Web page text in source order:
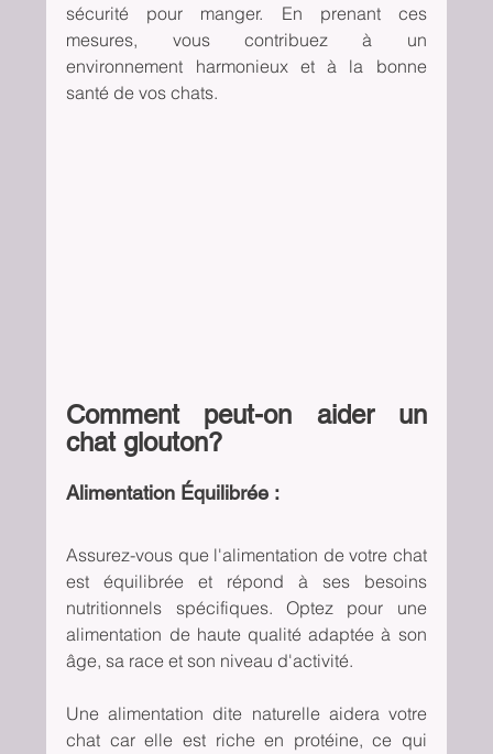
sécurité pour manger. En prenant ces
mesures, vous contribuez à un
environnement harmonieux et à la bonne
santé de vos chats.
Comment peut-on aider un
chat glouton?
Alimentation Équilibrée :
Assurez-vous que l'alimentation de votre chat
est équilibrée et répond à ses besoins
nutritionnels spécifiques. Optez pour une
alimentation de haute qualité adaptée à son
âge, sa race et son niveau d'activité.
Une alimentation dite naturelle aidera votre
chat car elle est riche en protéine, ce qui